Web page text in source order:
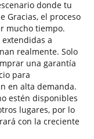
donde tu
Gracias, el proceso
mucho tiempo.
a
realmente. Solo
una garantía
para
en alta demanda.
estén disponibles
lugares, por lo
con la creciente